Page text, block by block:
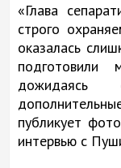
«Глава
строго
оказалась
дожидаясь
публикует
интервью с